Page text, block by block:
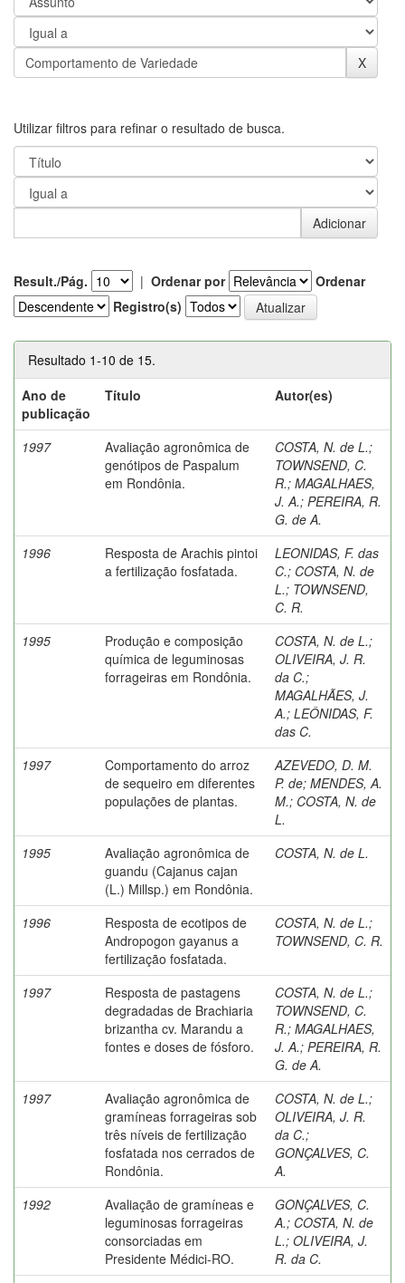
Utilizar filtros para refinar o resultado de busca.
Result./Pág. | Ordenar por
Ordenar
Registro(s)
Resultado 1-10 de 15.
Ano de
publicação
Título Autor(es)
1997
Avaliação agronômica de
genótipos de Paspalum
em Rondônia.
COSTA, N. de L.;
TOWNSEND, C.
R.; MAGALHAES,
J. A.; PEREIRA, R.
G. de A.
1996
Resposta de Arachis pintoi
a fertilização fosfatada.
LEONIDAS, F. das
C.; COSTA, N. de
L.; TOWNSEND,
C. R.
1995
Produção e composição
química de leguminosas
forrageiras em Rondônia.
COSTA, N. de L.;
OLIVEIRA, J. R.
da C.;
MAGALHÃES, J.
A.; LEÔNIDAS, F.
das C.
1997
Comportamento do arroz
de sequeiro em diferentes
populações de plantas.
AZEVEDO, D. M.
P. de; MENDES, A.
M.; COSTA, N. de
L.
1995
Avaliação agronômica de
guandu (Cajanus cajan
(L.) Millsp.) em Rondônia.
COSTA, N. de L.
1996
Resposta de ecotipos de
Andropogon gayanus a
fertilização fosfatada.
COSTA, N. de L.;
TOWNSEND, C. R.
1997
Resposta de pastagens
degradadas de Brachiaria
brizantha cv. Marandu a
fontes e doses de fósforo.
COSTA, N. de L.;
TOWNSEND, C.
R.; MAGALHAES,
J. A.; PEREIRA, R.
G. de A.
1997
Avaliação agronômica de
gramíneas forrageiras sob
três níveis de fertilização
fosfatada nos cerrados de
Rondônia.
COSTA, N. de L.;
OLIVEIRA, J. R.
da C.;
GONÇALVES, C.
A.
1992
Avaliação de gramíneas e
leguminosas forrageiras
consorciadas em
Presidente Médici-RO.
GONÇALVES, C.
A.; COSTA, N. de
L.; OLIVEIRA, J.
R. da C.